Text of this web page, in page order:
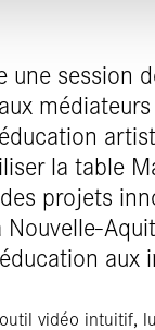
une session
la table
projets
aux
vidéo intuitif,